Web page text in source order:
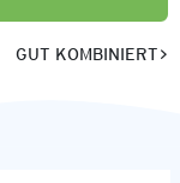
GUT KOMBINIERT